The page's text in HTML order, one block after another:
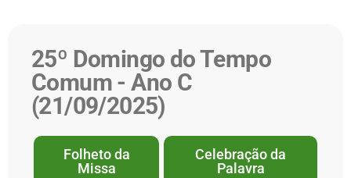
25º Domingo do Tempo
Comum - Ano C
(21/09/2025)
Folheto da
Missa
Celebração da
Palavra